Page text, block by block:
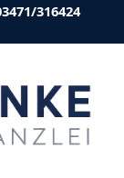
316424